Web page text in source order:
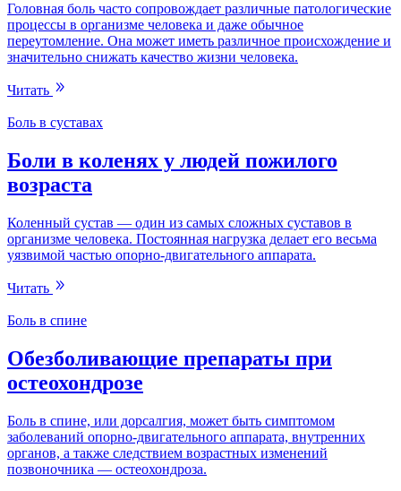
Головная боль часто сопровождает различные патологические
процессы в организме человека и даже обычное
переутомление. Она может иметь различное происхождение и
значительно снижать качество жизни человека.
Читать
Боль в суставах
Боли в коленях у людей пожилого
возраста
Коленный сустав — один из самых сложных суставов в
организме человека. Постоянная нагрузка делает его весьма
уязвимой частью опорно-двигательного аппарата.
Читать
Боль в спине
Обезболивающие препараты при
остеохондрозе
Боль в спине, или дорсалгия, может быть симптомом
заболеваний опорно-двигательного аппарата, внутренних
органов, а также следствием возрастных изменений
позвоночника — остеохондроза.